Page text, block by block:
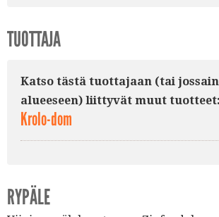
TUOTTAJA
Katso tästä tuottajaan (tai
alueeseen) liittyvät muut tuotteet:
Krolo-dom
RYPÄLE